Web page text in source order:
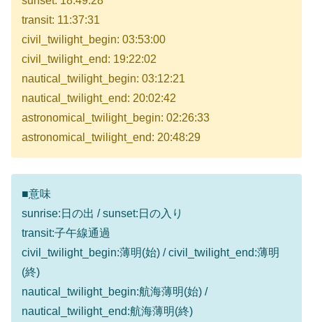
transit: 11:37:31
civil_twilight_begin: 03:53:00
civil_twilight_end: 19:22:02
nautical_twilight_begin: 03:12:21
nautical_twilight_end: 20:02:42
astronomical_twilight_begin: 02:26:33
astronomical_twilight_end: 20:48:29
■意味
sunrise:日の出 / sunset:日の入り
transit:子午線通過
civil_twilight_begin:薄明(始) / civil_twilight_end:薄明
(終)
nautical_twilight_begin:航海薄明(始) /
nautical_twilight_end:航海薄明(終)